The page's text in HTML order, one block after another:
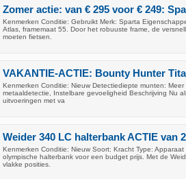
Zomer actie: van € 295 voor € 249:
Kenmerken Conditie: Gebruikt Merk: Sparta
Atlas, framemaat 55. Door het robuuste frame, de
moeten fietsen.
VAKANTIE-ACTIE: Bounty Hunter
Kenmerken Conditie: Nieuw Detectiediepte munten:
metaaldetectie, Instelbare gevoeligheid Beschrijving Nu
uitvoeringen met va
Weider 340 LC halterbank ACTIE van
Kenmerken Conditie: Nieuw Soort: Kracht Type:
olympische halterbank voor een budget prijs. Met de
vlakke posities.